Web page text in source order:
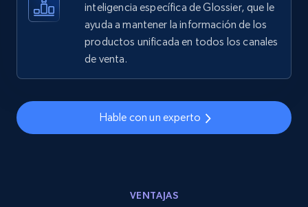
URL, Product id, Title, Seller name, Seller rating,
Seller reviews, Breadcrumbs, Root category, and
2.5K+ 359+ Comenzar ahora
inteligencia específica de Glossier, que le
ayuda a mantener la información de los
productos unificada en todos los canales
de venta.
Hable con un experto
VENTAJAS